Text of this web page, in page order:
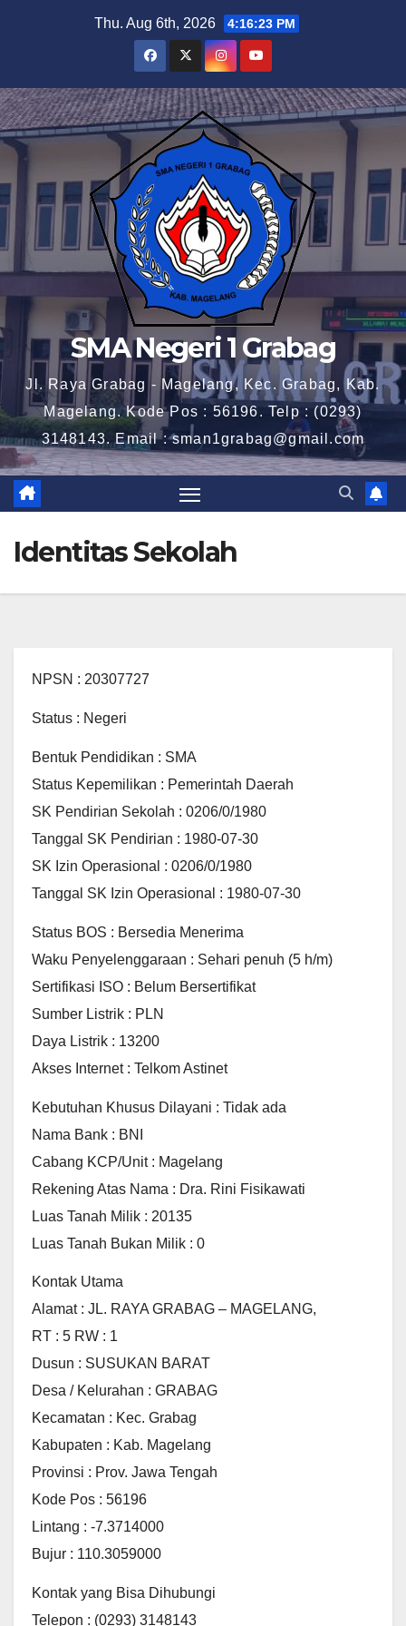
Thu. Aug 6th, 2026 4:16:24 PM
SMA Negeri 1 Grabag
Jl. Raya Grabag - Magelang, Kec. Grabag, Kab.
Magelang. Kode Pos : 56196. Telp : (0293)
3148143. Email : sman1grabag@gmail.com
Identitas Sekolah
NPSN : 20307727
Status : Negeri
Bentuk Pendidikan : SMA
Status Kepemilikan : Pemerintah Daerah
SK Pendirian Sekolah : 0206/0/1980
Tanggal SK Pendirian : 1980-07-30
SK Izin Operasional : 0206/0/1980
Tanggal SK Izin Operasional : 1980-07-30
Status BOS : Bersedia Menerima
Waku Penyelenggaraan : Sehari penuh (5 h/m)
Sertifikasi ISO : Belum Bersertifikat
Sumber Listrik : PLN
Daya Listrik : 13200
Akses Internet : Telkom Astinet
Kebutuhan Khusus Dilayani : Tidak ada
Nama Bank : BNI
Cabang KCP/Unit : Magelang
Rekening Atas Nama : Dra. Rini Fisikawati
Luas Tanah Milik : 20135
Luas Tanah Bukan Milik : 0
Kontak Utama
Alamat : JL. RAYA GRABAG – MAGELANG,
RT : 5 RW : 1
Dusun : SUSUKAN BARAT
Desa / Kelurahan : GRABAG
Kecamatan : Kec. Grabag
Kabupaten : Kab. Magelang
Provinsi : Prov. Jawa Tengah
Kode Pos : 56196
Lintang : -7.3714000
Bujur : 110.3059000
Kontak yang Bisa Dihubungi
Telepon : (0293) 3148143